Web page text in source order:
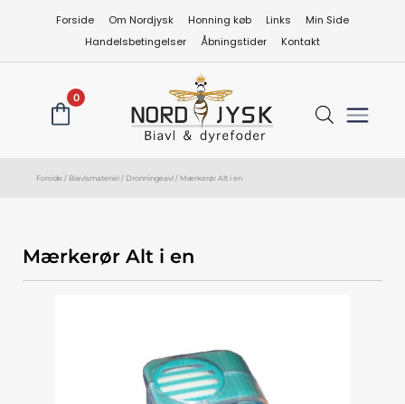
Forside Om Nordjysk Honning køb Links
Min Side
Handelsbetingelser
Åbningstider Kontakt
0
Forside / Biavlsmateriel / Dronningeavl / Mærkerør Alt i en
Mærkerør Alt i en